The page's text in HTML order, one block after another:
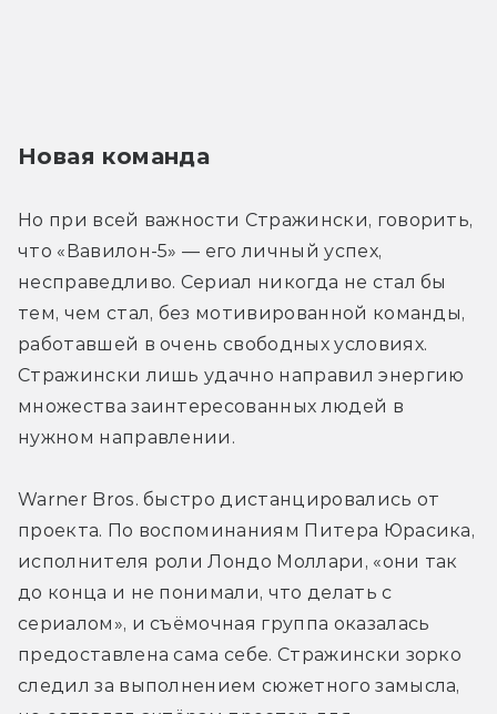
Новая команда
Но при всей важности Стражински, говорить,
что «Вавилон-5» — его личный успех,
несправедливо. Сериал никогда не стал бы
тем, чем стал, без мотивированной команды,
работавшей в очень свободных условиях.
Стражински лишь удачно направил энергию
множества заинтересованных людей в
нужном направлении.
Warner Bros. быстро дистанцировались от
проекта. По воспоминаниям Питера Юрасика,
исполнителя роли Лондо Моллари, «они так
до конца и не понимали, что делать с
сериалом», и съёмочная группа оказалась
предоставлена сама себе. Стражински зорко
следил за выполнением сюжетного замысла,